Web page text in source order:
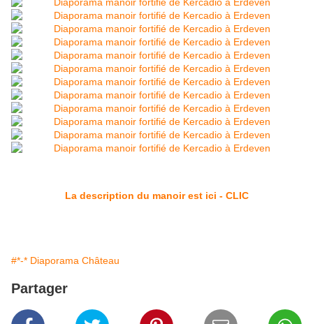
La description du manoir est ici - CLIC
#*-* Diaporama Château
Partager